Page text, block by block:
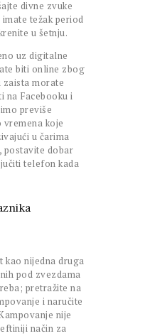
divne zvuke
težak period
u šetnju.
uz digitalne
biti online zbog
morate
na Facebooku i
previše
koje
u čarima
postavite dobar
telefon kada
kao nijedna druga
pod zvezdama
pretražite na
i naručite
nije
način za